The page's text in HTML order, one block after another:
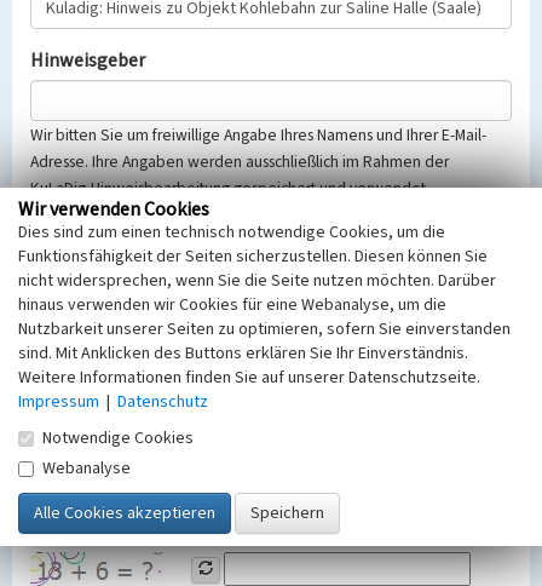
Hinweisgeber
Wir bitten Sie um freiwillige Angabe Ihres Namens und Ihrer E-Mail-
Adresse. Ihre Angaben werden ausschließlich im Rahmen der
KuLaDig-Hinweisbearbeitung gespeichert und verwendet.
Selbstverständlich werden diese entsprechend der Vorschriften des
Telemediengesetzes, des Datenschutzgesetzes NRW und der seit
dem 25.05.2018 gültigen Europäischen Datenschutzgrundverordnung
(EU-DSGVO) vertraulich behandelt, beachten Sie bitte unsere
Hinweise zumDatenschutz
Nachricht
SicherheitsabfrageTragen Sie unten das Rechenergebnis aus der
Grafik ein
Wir verwenden Cookies
Dies sind zum einen technisch notwendige Cookies, um die
Funktionsfähigkeit der Seiten sicherzustellen. Diesen können Sie
nicht widersprechen, wenn Sie die Seite nutzen möchten. Darüber
hinaus verwenden wir Cookies für eine Webanalyse, um die
Nutzbarkeit unserer Seiten zu optimieren, sofern Sie einverstanden
sind. Mit Anklicken des Buttons erklären Sie Ihr Einverständnis.
Weitere Informationen finden Sie auf unserer Datenschutzseite.
Impressum | Datenschutz
Notwendige Cookies
Webanalyse